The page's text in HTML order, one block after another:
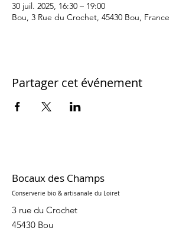
30 juil. 2025, 16:30 – 19:00
Bou, 3 Rue du Crochet, 45430 Bou, France
Partager cet événement
Bocaux des Champs
Conserverie bio & artisanale du Loiret
3 rue du Crochet
45430 Bou